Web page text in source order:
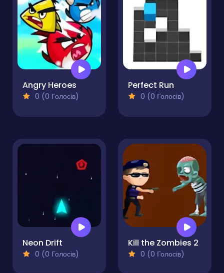
Angry Heroes
0 (0 Голосів)
Perfect Run
0 (0 Голосів)
Neon Drift
0 (0 Голосів)
Kill the Zombies 2
0 (0 Голосів)